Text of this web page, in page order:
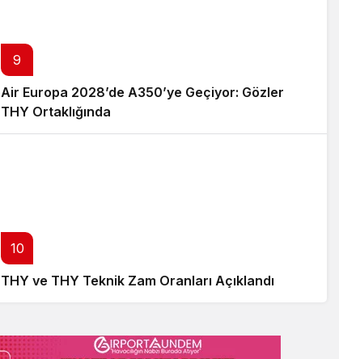
9
Air Europa 2028’de A350’ye Geçiyor: Gözler
THY Ortaklığında
10
THY ve THY Teknik Zam Oranları Açıklandı